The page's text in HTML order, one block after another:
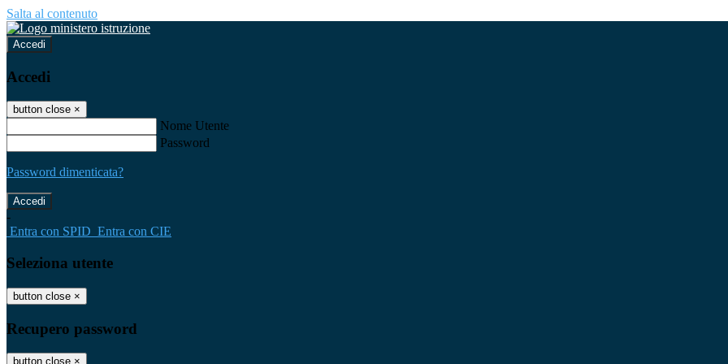
Salta al contenuto
Accedi
Accedi
button close ×
Nome Utente
Password
Password dimenticata?
-
Entra con SPID Entra con CIE
Seleziona utente
button close ×
Recupero password
button close ×